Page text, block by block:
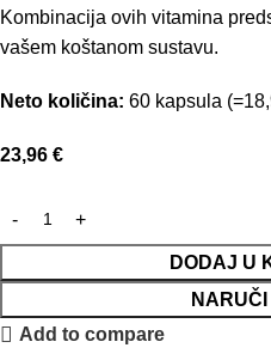
Kombinacija ovih vitamina
vašem koštanom sustavu.
Neto količina: 60 kapsula
23,96 €
DODAJ U
Add to compare